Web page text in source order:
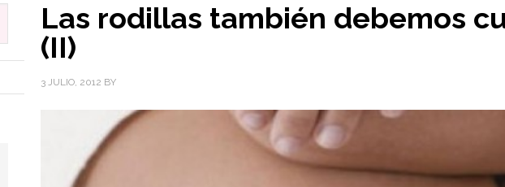
Las rodillas también debemos
(II)
3 JULIO, 2012 BY